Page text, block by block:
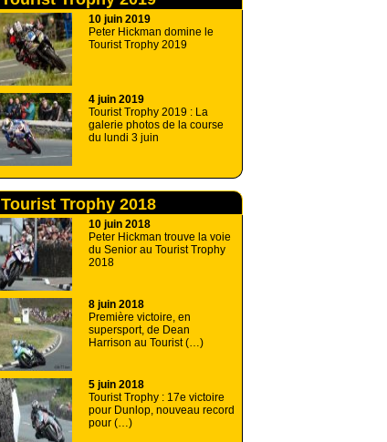
10 juin 2019
Peter Hickman domine le
Tourist Trophy 2019
4 juin 2019
Tourist Trophy 2019 : La
galerie photos de la course
du lundi 3 juin
Tourist Trophy 2018
10 juin 2018
Peter Hickman trouve la voie
du Senior au Tourist Trophy
2018
8 juin 2018
Première victoire, en
supersport, de Dean
Harrison au Tourist (…)
5 juin 2018
Tourist Trophy : 17e victoire
pour Dunlop, nouveau record
pour (…)